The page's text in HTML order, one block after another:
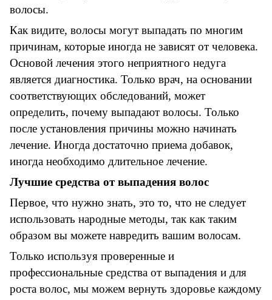
волосы.
Как видите, волосы могут выпадать по многим
причинам, которые иногда не зависят от человека.
Основой лечения этого неприятного недуга
является диагностика. Только врач, на основании
соответствующих обследований, может
определить, почему выпадают волосы. Только
после установления причины можно начинать
лечение. Иногда достаточно приема добавок,
иногда необходимо длительное лечение.
Лучшие средства от выпадения волос
Первое, что нужно знать, это то, что не следует
использовать народные методы, так как таким
образом вы можете навредить вашим волосам.
Только используя проверенные и
профессиональные средства от выпадения и для
роста волос, мы можем вернуть здоровье каждому